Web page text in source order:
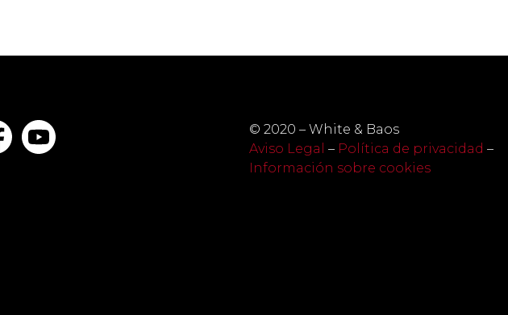
© 2020 – White & Baos
Aviso Legal – Política de privacidad –
Información sobre cookies